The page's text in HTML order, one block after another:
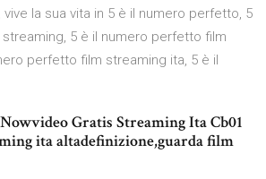
la sua vita in 5 è il numero perfetto, 5
5 è il numero perfetto film
perfetto film streaming ita, 5 è il
Gratis Streaming Ita Cb01
ita altadefinizione,guarda film